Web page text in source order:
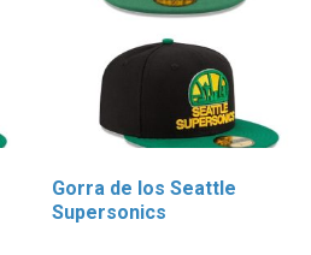
Gorra de los Seattle
Supersonics